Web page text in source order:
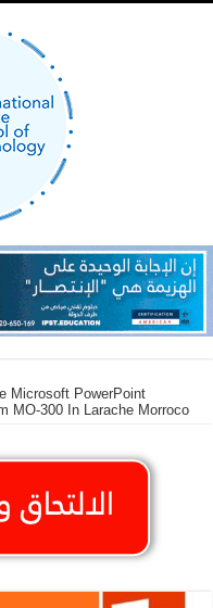
Microsoft PowerPoint
MO-300 In Larache Morroco